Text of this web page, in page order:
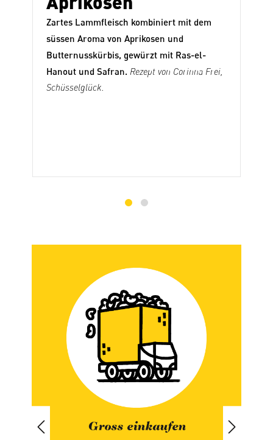
Zartes Lammfleisch kombiniert mit dem
süssen Aroma von Aprikosen und
Butternusskürbis, gewürzt mit Ras-el-
Hanout und Safran. Rezept von Corinna Frei,
Schüsselglück
Gross einkaufen Saisonal